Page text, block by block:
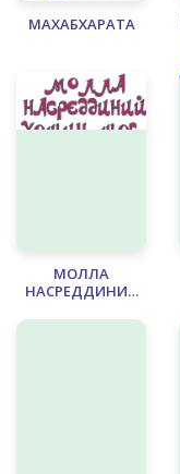
МАХАБХАРАТА
МОЛЛА
НАСРЕДДИНИЙ